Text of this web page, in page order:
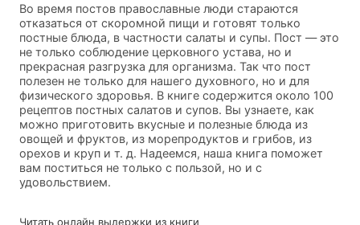
Во время постов православные люди стараются
отказаться от скоромной пищи и готовят только
постные блюда, в частности салаты и супы. Пост — это
не только соблюдение церковного устава, но и
прекрасная разгрузка для организма. Так что пост
полезен не только для нашего духовного, но и для
физического здоровья. В книге содержится около 100
рецептов постных салатов и супов. Вы узнаете, как
можно приготовить вкусные и полезные блюда из
овощей и фруктов, из морепродуктов и грибов, из
орехов и круп и т. д. Надеемся, наша книга поможет
вам поститься не только с пользой, но и с
удовольствием.
Читать онлайн выдержки из книги